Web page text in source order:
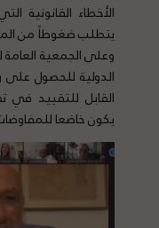
الأخطاء
يتطلب ضغوطاً من
وعلى الجمعية العامة
الدولية للحصول
القابل للتقييد في
يكون خاضعا